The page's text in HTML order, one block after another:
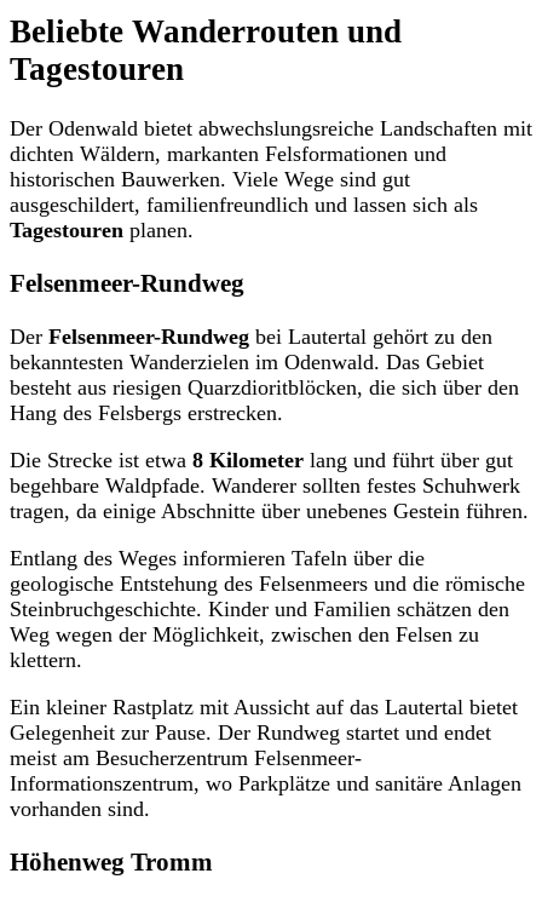
Beliebte Wanderrouten und
Tagestouren
Der Odenwald bietet abwechslungsreiche Landschaften mit
dichten Wäldern, markanten Felsformationen und
historischen Bauwerken. Viele Wege sind gut
ausgeschildert, familienfreundlich und lassen sich als
Tagestouren planen.
Felsenmeer-Rundweg
Der Felsenmeer-Rundweg bei Lautertal gehört zu den
bekanntesten Wanderzielen im Odenwald. Das Gebiet
besteht aus riesigen Quarzdioritblöcken, die sich über den
Hang des Felsbergs erstrecken.
Die Strecke ist etwa 8 Kilometer lang und führt über gut
begehbare Waldpfade. Wanderer sollten festes Schuhwerk
tragen, da einige Abschnitte über unebenes Gestein führen.
Entlang des Weges informieren Tafeln über die
geologische Entstehung des Felsenmeers und die römische
Steinbruchgeschichte. Kinder und Familien schätzen den
Weg wegen der Möglichkeit, zwischen den Felsen zu
klettern.
Ein kleiner Rastplatz mit Aussicht auf das Lautertal bietet
Gelegenheit zur Pause. Der Rundweg startet und endet
meist am Besucherzentrum Felsenmeer-
Informationszentrum, wo Parkplätze und sanitäre Anlagen
vorhanden sind.
Höhenweg Tromm